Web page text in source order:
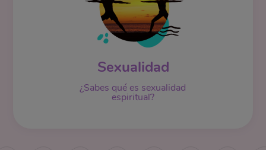
Sexualidad
¿Sabes qué es sexualidad
espiritual?